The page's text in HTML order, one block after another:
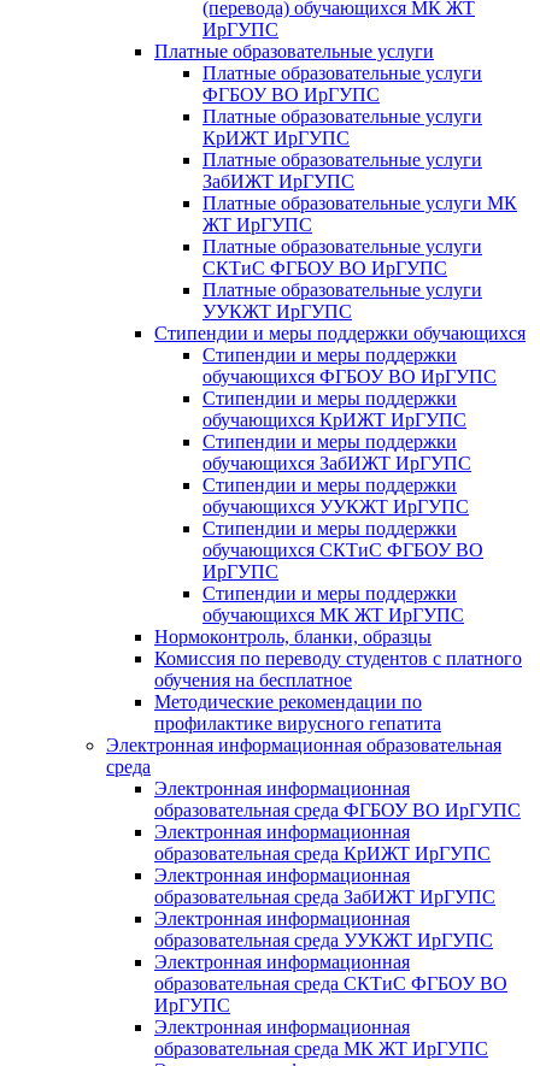
(перевода) обучающихся МК ЖТ
ИрГУПС
Платные образовательные услуги
Платные образовательные услуги
ФГБОУ ВО ИрГУПС
Платные образовательные услуги
КрИЖТ ИрГУПС
Платные образовательные услуги
ЗабИЖТ ИрГУПС
Платные образовательные услуги МК
ЖТ ИрГУПС
Платные образовательные услуги
СКТиС ФГБОУ ВО ИрГУПС
Платные образовательные услуги
УУКЖТ ИрГУПС
Стипендии и меры поддержки обучающихся
Стипендии и меры поддержки
обучающихся ФГБОУ ВО ИрГУПС
Стипендии и меры поддержки
обучающихся КрИЖТ ИрГУПС
Стипендии и меры поддержки
обучающихся ЗабИЖТ ИрГУПС
Стипендии и меры поддержки
обучающихся УУКЖТ ИрГУПС
Стипендии и меры поддержки
обучающихся СКТиС ФГБОУ ВО
ИрГУПС
Стипендии и меры поддержки
обучающихся МК ЖТ ИрГУПС
Нормоконтроль, бланки, образцы
Комиссия по переводу студентов с платного
обучения на бесплатное
Методические рекомендации по
профилактике вирусного гепатита
Электронная информационная образовательная
среда
Электронная информационная
образовательная среда ФГБОУ ВО ИрГУПС
Электронная информационная
образовательная среда КрИЖТ ИрГУПС
Электронная информационная
образовательная среда ЗабИЖТ ИрГУПС
Электронная информационная
образовательная среда УУКЖТ ИрГУПС
Электронная информационная
образовательная среда СКТиС ФГБОУ ВО
ИрГУПС
Электронная информационная
образовательная среда МК ЖТ ИрГУПС